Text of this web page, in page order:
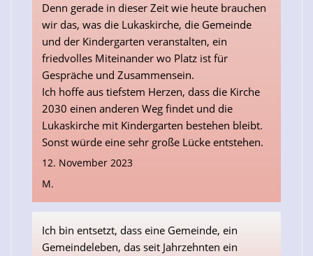
Denn gerade in dieser Zeit wie heute brauchen
wir das, was die Lukaskirche, die Gemeinde
und der Kindergarten veranstalten, ein
friedvolles Miteinander wo Platz ist für
Gespräche und Zusammensein.
Ich hoffe aus tiefstem Herzen, dass die Kirche
2030 einen anderen Weg findet und die
Lukaskirche mit Kindergarten bestehen bleibt.
Sonst würde eine sehr große Lücke entstehen.
12. November 2023
M.
Ich bin entsetzt, dass eine Gemeinde, ein
Gemeindeleben, das seit Jahrzehnten ein